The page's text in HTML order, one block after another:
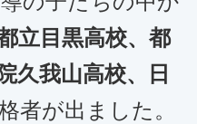
立目黒高校、都
久我山高校、日
者が出ました。